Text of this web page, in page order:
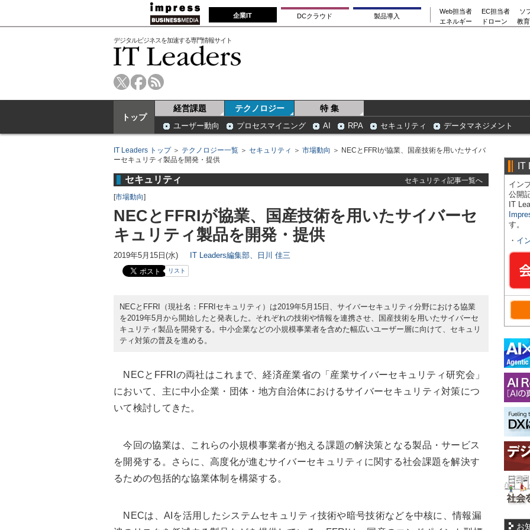
企業IT DCクラウド 製品導入
Web担当者 EC担当者
ソ
エネルギー
ドローン 教
デジタルビジネスを加速する専門情報サイト
トップ
経営課題 テクノロジー 特 集
ユーザー動向 プロセスマイニング AI RPA セキュリティ データマネジメント
IT Leaders トップ＞ テクノロジー一覧 ＞ セキュリティ ＞ 市場動向 ＞ NECとFFRIが協業、国産技術を用いたサイバ
ーセキュリティ製品を開発・提供
セキュリティ
セキュリティ記事一覧へ
[市場動向]
NECとFFRIが協業、国産技術を用いたサイバーセ
キュリティ製品を開発・提供
2019年5月15日(水) IT Leaders編集部、日川 佳三
リスト
NECとFFRI（現社名：FFRIセキュリティ）は2019年5月15日、サイバーセキュリティ分野における協業
を2019年5月から開始したと発表した。それぞれの技術や情報を連携させ、国産技術を用いたサイバーセ
キュリティ製品を開発する。中小企業などの小規模事業者を含めた幅広いユーザー層に向けて、セキュリ
ティ対策の普及を進める。
NECとFFRIの両社はこれまで、経済産業省の「産業サイバーセキュリティ研究会」
において、主に中小企業・団体・地方自治体におけるサイバーセキュリティ対策につ
いて検討してきた。
今回の協業は、これらの小規模事業者が抱える課題の解決策となる製品・サービス
を開発する。さらに、高度化が進むサイバーセキュリティに関する社会課題を解決す
るための包括的な協業体制を構築する。
NECは、AIを活用したシステムセキュリティ技術や暗号技術などを中核に、情報漏
IT
イン
公開
IT
す。
・ イ
お